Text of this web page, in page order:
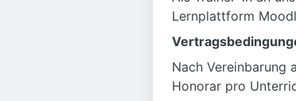
Lernplattform
Nach Vereinbarung
Honorar pro